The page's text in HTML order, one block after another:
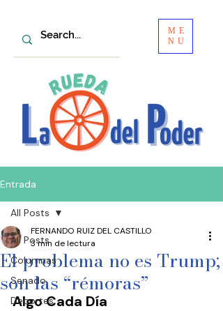
ME
NU
Entrada
All Posts
Columnas
Senado
Deportes
All Posts
El problema no es Trump;
son las “rémoras”
FERNANDO RUIZ DEL CASTILLO
3 min de lectura
Algo Cada Día